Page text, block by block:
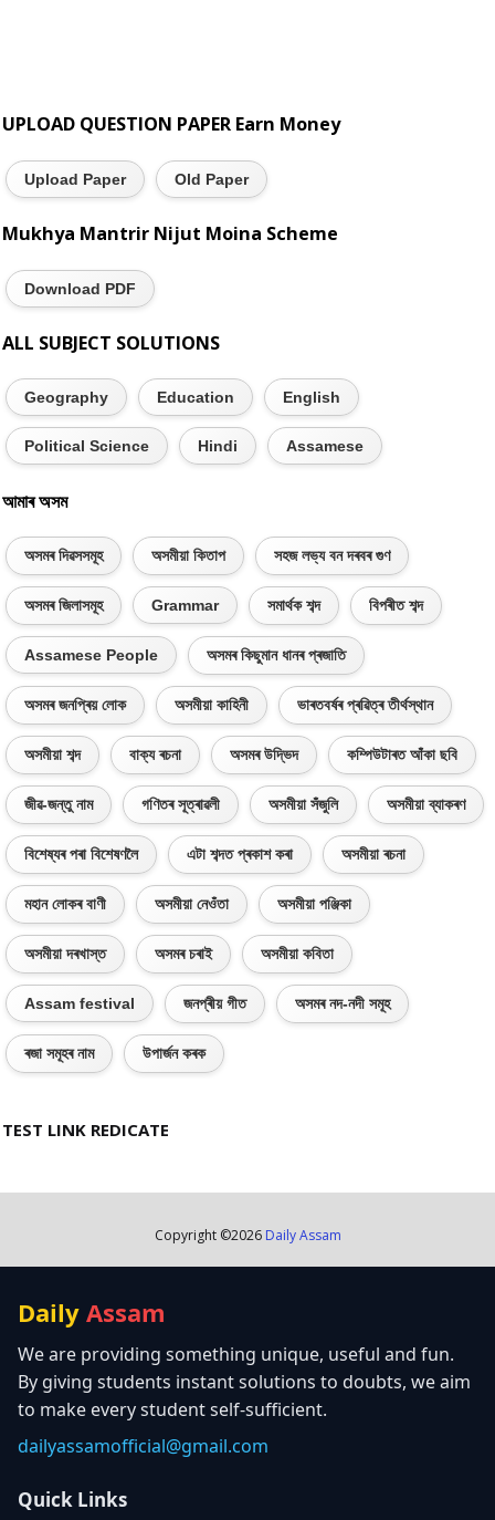
UPLOAD QUESTION PAPER Earn Money
Upload Paper Old Paper
Mukhya Mantrir Nijut Moina Scheme
Download PDF
ALL SUBJECT SOLUTIONS
Geography Education English
Political Science Hindi Assamese
আমাৰ অসম
অসমৰ দিৱসসমূহ অসমীয়া কিতাপ সহজ লভ্য বন দৰবৰ গুণ
অসমৰ জিলাসমূহ Grammar সমাৰ্থক শব্দ বিপৰীত শব্দ
Assamese People অসমৰ কিছুমান ধানৰ প্ৰজাতি
অসমৰ জনপ্ৰিয় লোক অসমীয়া কাহিনী ভাৰতবৰ্ষৰ প্ৰৱিত্ৰ তীৰ্থস্থান
অসমীয়া শব্দ বাক্য ৰচনা অসমৰ উদ্ভিদ কম্পিউটাৰত আঁকা ছবি
জীৱ-জন্তু নাম গণিতৰ সূত্ৰাৱলী অসমীয়া সঁজুলি অসমীয়া ব্যাকৰণ
বিশেষ্যৰ পৰা বিশেষণলৈ এটা শব্দত প্ৰকাশ কৰা অসমীয়া ৰচনা
মহান লোকৰ বাণী অসমীয়া নেওঁতা অসমীয়া পঞ্জিকা
অসমীয়া দৰখাস্ত অসমৰ চৰাই অসমীয়া কবিতা
Assam festival জনপ্ৰীয় গীত অসমৰ নদ-নদী সমূহ
ৰজা সমূহৰ নাম উপাৰ্জন কৰক
TEST LINK REDICATE
Copyright ©2026 Daily Assam
Daily Assam
We are providing something unique, useful and fun.
By giving students instant solutions to doubts, we aim
to make every student self-sufficient.
dailyassamofficial@gmail.com
Quick Links